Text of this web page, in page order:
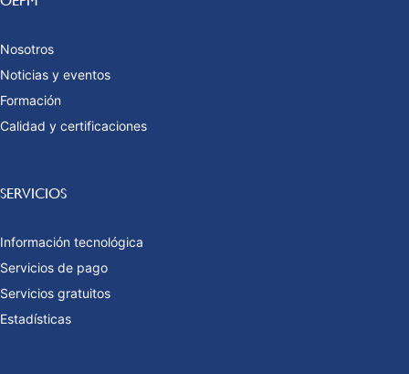
Nosotros
Noticias y eventos
Formación
Calidad y certificaciones
SERVICIOS
Información tecnológica
Servicios de pago
Servicios gratuitos
Estadísticas